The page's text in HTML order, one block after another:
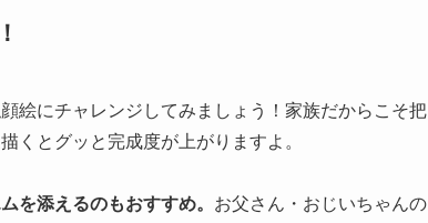
絵にチャレンジしてみましょう！家族だからこそ把
くとグッと完成度が上がりますよ。
を添えるのもおすすめ。 お父さん・おじいちゃんの